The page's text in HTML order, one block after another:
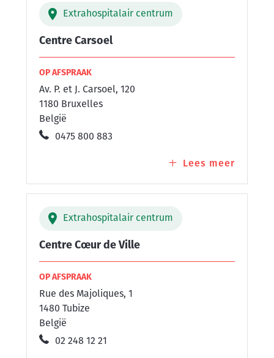
Extrahospitalair centrum
Centre Carsoel
OP AFSPRAAK
Av. P. et J. Carsoel, 120
1180 Bruxelles
België
0475 800 883
Lees meer
Carsoel
Extrahospitalair centrum
Centre Cœur de Ville
OP AFSPRAAK
Rue des Majoliques, 1
1480 Tubize
België
02 248 12 21